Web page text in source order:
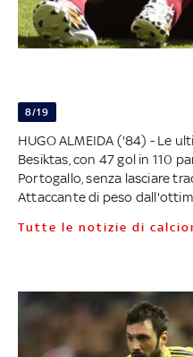
8/19
HUGO ALMEIDA ('84) - Le
Besiktas, con 47 gol in 110
Portogallo, senza lasciare
Attaccante di peso
Tutte le notizie di